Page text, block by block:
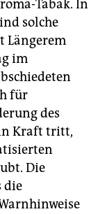
Tabak. In
solche
Längerem
im
für
des
Kraft tritt,
Die
die